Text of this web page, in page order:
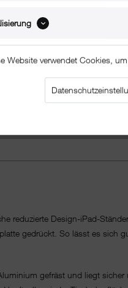
reduzierte Design-iPad-
gedrückt. So lässt es sich
gefräst und liegt
Website verwendet Cookies,